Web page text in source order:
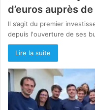
d’euros auprès
Il s’agit du premier
depuis l'ouverture de ses
Lire la suite